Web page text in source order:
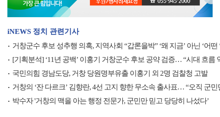
iNEWS 정치 관련기사
거창군수 후보 성추행 의혹, 지역사회 “갑론을박” ‘왜 지금’ 아닌 ‘어떤
[기획분석] ‘11년 공백’ 이홍기 거창군수 후보 공약 검증… “시대 흐름
국민의힘 경남도당, 거창 당원명부유출 이홍기 외 2명 검찰청 고발
거창의 ‘잔 다르크’ 김향란, 4선 고지 향한 무소속 출사표… “오직 군민
박수자 '거창의 맥을 아는 행정 전문가, 군민만 믿고 당당히 나섰다’